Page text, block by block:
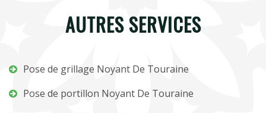
AUTRES SERVICES
Pose de grillage Noyant De Touraine
Pose de portillon Noyant De Touraine